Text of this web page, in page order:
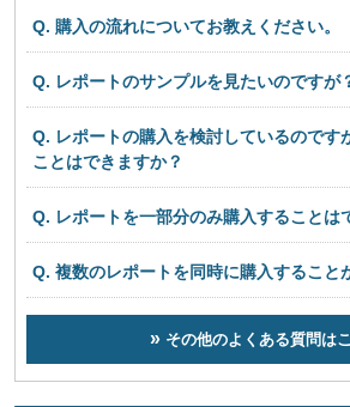
Q. 購入の流れについてお教えください。
Q. レポートのサンプルを見たいのですが
Q. レポートの購入を検討しているのです
ことはできますか？
Q. レポートを一部分のみ購入することは
Q. 複数のレポートを同時に購入すること
その他のよくある質問は